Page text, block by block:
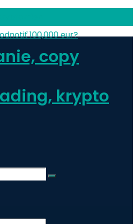
100,000 eur?